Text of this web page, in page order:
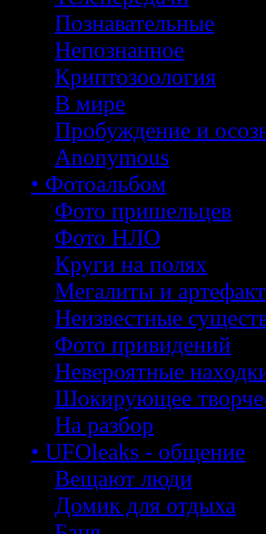
Познавательные
Непознанное
Криптозоология
В мире
Пробуждение и
Anonymous
• Фотоальбом
Фото пришельцев
Фото НЛО
Круги на полях
Мегалиты и
Неизвестные
Фото привидений
Невероятные
Шокирующее
На разбор
• UFOleaks - общение
Вещают люди
Домик для отдыха